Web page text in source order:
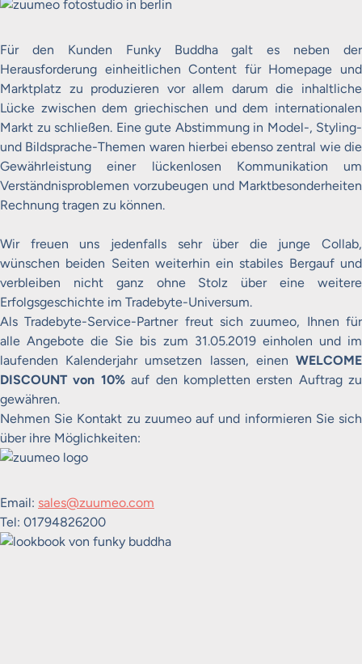
Für den Kunden Funky Buddha galt es neben der
Herausforderung einheitlichen Content für Homepage und
Marktplatz zu produzieren vor allem darum die inhaltliche
Lücke zwischen dem griechischen und dem internationalen
Markt zu schließen. Eine gute Abstimmung in Model-, Styling-
und Bildsprache-Themen waren hierbei ebenso zentral wie die
Gewährleistung einer lückenlosen Kommunikation um
Verständnisproblemen vorzubeugen und Marktbesonderheiten
Rechnung tragen zu können.
Wir freuen uns jedenfalls sehr über die junge Collab,
wünschen beiden Seiten weiterhin ein stabiles Bergauf und
verbleiben nicht ganz ohne Stolz über eine weitere
Erfolgsgeschichte im Tradebyte-Universum.
Als Tradebyte-Service-Partner freut sich zuumeo, Ihnen für
alle Angebote die Sie bis zum 31.05.2019 einholen und im
laufenden Kalenderjahr umsetzen lassen, einen WELCOME
DISCOUNT von 10%auf den kompletten ersten Auftrag zu
gewähren.
Nehmen Sie Kontakt zu zuumeo auf und informieren Sie sich
über ihre Möglichkeiten:
Email: sales@zuumeo.com
Tel: 01794826200